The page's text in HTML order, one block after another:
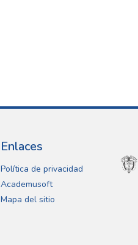
Enlaces
Política de privacidad
Academusoft
Mapa del sitio